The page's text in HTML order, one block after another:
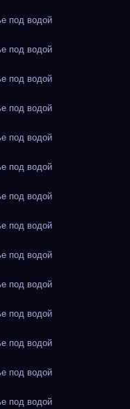
под водой
под водой
под водой
под водой
под водой
под водой
под водой
под водой
под водой
под водой
под водой
под водой
под водой
под водой